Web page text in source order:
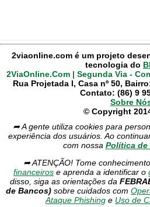
2viaonline.com é um projeto
tecnologia do
2ViaOnline.Com | Segunda Via -
Rua Projetada I, Casa nº 50,
Contato: (86) 9
Sobre
© Copyright
➦ A gente utiliza cookies para
experiência dos usuários. Ao
com nossa Política de
➦ ATENÇÃO! Tome
financeiros e aprenda a identificar o
disso, siga as orientações da
de Bancos) sobre cuidados com
Ataque Phishing e Uso de